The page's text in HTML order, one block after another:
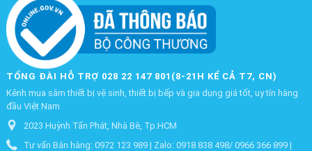
TỔNG ĐÀI HỖ TRỢ 028 22 147 801(8-21H KỂ CẢ T7, CN)
Kênh mua sắm thiết bị vệ sinh, thiết bị bếp và gia dụng giá tốt, uy tín hàng
đầu Việt Nam
2023 Huỳnh Tấn Phát, Nhà Bè, Tp.HCM
Tư vấn Bán hàng: 0972 123 989 | Zalo: 0918 838 498/ 0966 366 899 |